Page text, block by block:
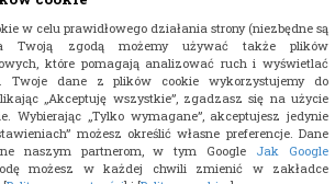
w celu prawidłowego działania strony (niezbędne są
Twoją zgodą możemy używać także plików
które pomagają analizować ruch i wyświetlać
Twoje dane z plików cookie wykorzystujemy do
„Akceptuję wszystkie”, zgadzasz się na użycie
Wybierając „Tylko wymagane”, akceptujesz jedynie
możesz określić własne preferencje. Dane
naszym partnerom, w tym Google Jak Google
możesz w każdej chwili zmienić w zakładce
8144 2737